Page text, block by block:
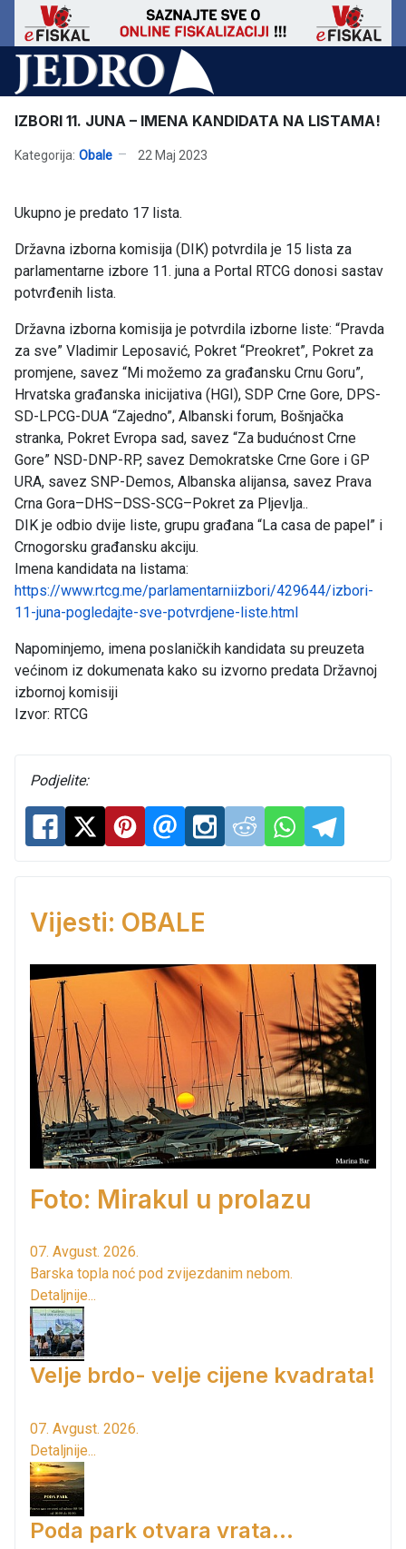
IZBORI 11. JUNA – IMENA KANDIDATA NA LISTAMA!
Kategorija: Obale 22 Maj 2023
Ukupno je predato 17 lista.
Državna izborna komisija (DIK) potvrdila je 15 lista za
parlamentarne izbore 11. juna a Portal RTCG donosi sastav
potvrđenih lista.
Državna izborna komisija je potvrdila izborne liste: “Pravda
za sve” Vladimir Leposavić, Pokret “Preokret”, Pokret za
promjene, savez “Mi možemo za građansku Crnu Goru”,
Hrvatska građanska inicijativa (HGI), SDP Crne Gore, DPS-
SD-LPCG-DUA “Zajedno”, Albanski forum, Bošnjačka
stranka, Pokret Evropa sad, savez “Za budućnost Crne
Gore” NSD-DNP-RP, savez Demokratske Crne Gore i GP
URA, savez SNP-Demos, Albanska alijansa, savez Prava
Crna Gora–DHS–DSS-SCG–Pokret za Pljevlja..
DIK je odbio dvije liste, grupu građana “La casa de papel” i
Crnogorsku građansku akciju.
Imena kandidata na listama:
https://www.rtcg.me/parlamentarniizbori/429644/izbori-
11-juna-pogledajte-sve-potvrdjene-liste.html
Napominjemo, imena poslaničkih kandidata su preuzeta
većinom iz dokumenata kako su izvorno predata Državnoj
izbornoj komisiji
Izvor: RTCG
Podjelite:
Vijesti: OBALE
Foto: Mirakul u prolazu
07. Avgust. 2026.
Barska topla noć pod zvijezdanim nebom.
Detaljnije...
Velje brdo- velje cijene kvadrata!
07. Avgust. 2026.
Detaljnije...
Poda park otvara vrata...